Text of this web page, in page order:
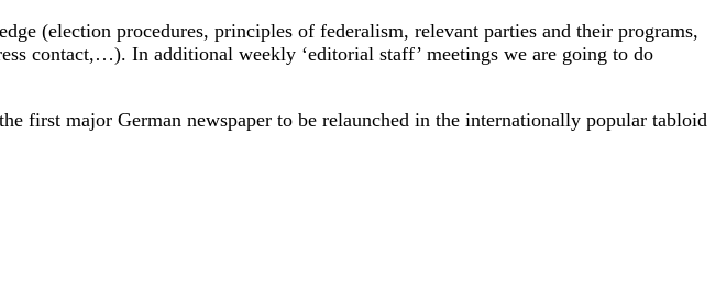
(election procedures, principles of federalism, relevant parties and their programs,
contact,…). In additional weekly ‘editorial staff’ meetings we are going to do
first major German newspaper to be relaunched in the internationally popular tabloid